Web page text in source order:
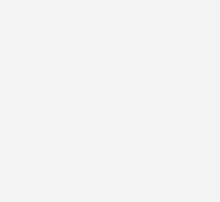
Serie ermöglicht mit einer Höhe
drei Jahren eine einfache
geformten, weichen
Rot oder Blau erhältlich, können
auf dem WC sitzen – ganz
auf der passenden Sitzhöhe
ist das auch